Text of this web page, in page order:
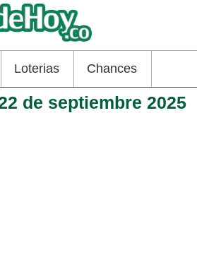
Loterias Chances
de septiembre 2025